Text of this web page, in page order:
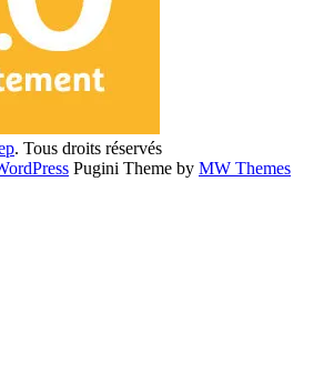
. Tous droits réservés
Pugini Theme by MW Themes